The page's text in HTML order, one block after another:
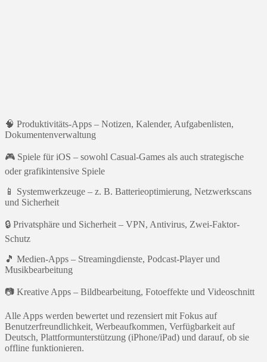
🧠 Produktivitäts-Apps – Notizen, Kalender, Aufgabenlisten,
Dokumentenverwaltung
🎮 Spiele für iOS – sowohl Casual-Games als auch strategische
oder grafikintensive Spiele
📱 Systemwerkzeuge – z. B. Batterieoptimierung, Netzwerkscans
und Sicherheit
🔒 Privatsphäre und Sicherheit – VPN, Antivirus, Zwei-Faktor-
Schutz
🎵 Medien-Apps – Streamingdienste, Podcast-Player und
Musikbearbeitung
📷 Kreative Apps – Bildbearbeitung, Fotoeffekte und Videoschnitt
Alle Apps werden bewertet und rezensiert mit Fokus auf
Benutzerfreundlichkeit, Werbeaufkommen, Verfügbarkeit auf
Deutsch, Plattformunterstützung (iPhone/iPad) und darauf, ob sie
offline funktionieren.